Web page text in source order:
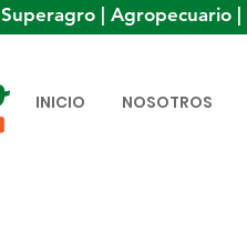
Superagro | Agropecuario
INICIO NOSOTROS